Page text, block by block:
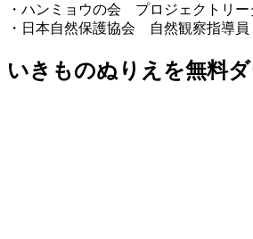
・ハンミョウの会 プロジェクトリー
・日本自然保護協会 自然観察指導員
いきものぬりえを無料